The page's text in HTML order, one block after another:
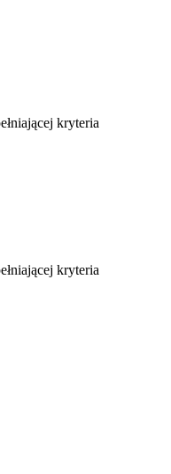
kryteria
kryteria